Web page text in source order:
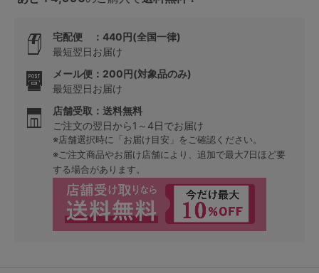
宅配便 ：440円(全国一律)
最短翌日お届け
メール便：200円(対象品のみ)
最短翌日お届け
店舗受取：送料無料
ご注文の翌日から1～4日でお届け
※店舗選択時に「お届け目安」をご確認ください。
※ご注文商品やお届け店舗により、追加で最大7日ほど要
する場合があります。